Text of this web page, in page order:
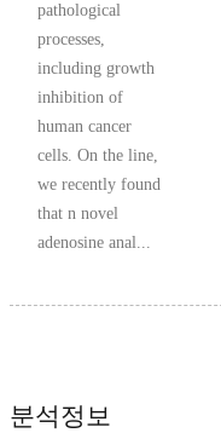
pathological
processes,
including growth
inhibition of
human cancer
cells. On the line,
we recently found
that n novel
adenosine anal...
분석정보